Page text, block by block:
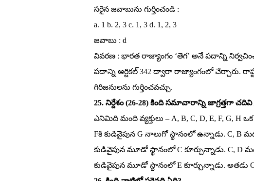
సరైన జవాబును గుర్తించండి :
a. 1 b. 2, 3 c. 1, 3 d. 1, 2, 3
జవాబు : d
వివరణ : భారత రాజ్యాంగం ‘తెగ’ అనే పదాన్ని
పదాన్ని ఆర్టికల్‌ 342 ద్వారా రాజ్యాంగంలో చేర్చారు.
గిరిజనులను గుర్తించవచ్చు.
25. నిర్దేశం (26-28) కింది సమాచారాన్ని జాగ్రత్తగా చదివి
ఎనిమిది మంది వ్యక్తులు – A, B, C, D, E, F, G, H
Fకి కుడివైపున G నాలుగో స్థానంలో ఉన్నాడు. C, B మధ్య
కుడివైపున మూడో స్థానంలో C కూర్చున్నాడు. C, D మధ్య
కుడివైపున మూడో స్థానంలో E కూర్చున్నాడు. అతడు